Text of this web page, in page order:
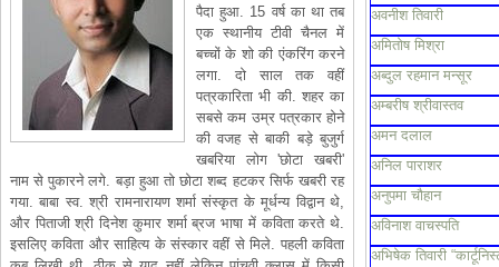
पैदा हुआ. 15 वर्ष का था तब
एक स्थानीय टीवी चैनल में
बच्चों के शो की एंकरिंग करने
लगा. दो साल तक वहीं
पत्रकारिता भी की. शहर का
सबसे कम उम्र पत्रकार होने
की वजह से बाकी बड़े बुजुर्ग
खबरिया लोग 'छोटा खबरी'
नाम से पुकारने लगे. बड़ा हुआ तो छोटा शब्द हटकर सिर्फ खबरी रह
गया. बाबा स्व. श्री रामनारायण शर्मा संस्कृत के मूर्धन्य विद्वान थे,
और पिताजी श्री दिनेश कुमार शर्मा ब्रज भाषा में कविता करते थे.
इसलिए कविता और साहित्य के संस्कार वहीं से मिले. पहली कविता
अवनीश तिवारी
अमितोष मिश्रा
अब्दुल रहमान मन्सूर
अम्बरीष श्रीवास्तव
अमन दलाल
अनिल पाराशर
अनुपमा चौहान
अविनाश वाचस्पति
अभिषेक तिवारी